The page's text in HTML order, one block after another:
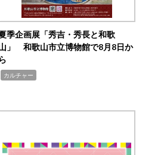
季企画展「秀吉・秀長と和歌
」 和歌山市立博物館で8月8日か
ら
カルチャー